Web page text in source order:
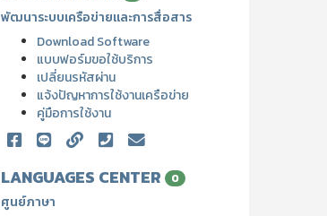
พัฒนาระบบเครือข่ายและการสื่อสาร
Download Software
แบบฟอร์มขอใช้บริการ
เปลี่ยนรหัสผ่าน
แจ้งปัญหาการใช้งานเครือข่าย
คู่มือการใช้งาน
LANGUAGES CENTER 0
ศูนย์ภาษา